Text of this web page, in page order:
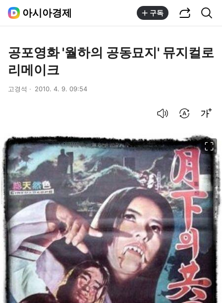
아시아경제 구독
공포영화 '월하의 공동묘지' 뮤지컬로
리메이크
고경석 2010. 4. 9. 09:54